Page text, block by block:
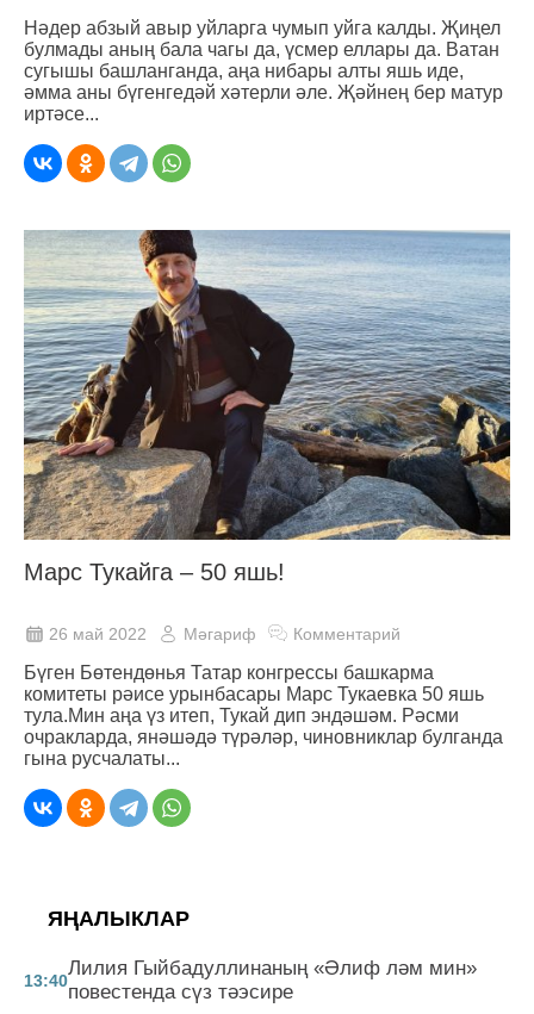
Нәдер абзый авыр уйларга чумып уйга калды. Җиңел
булмады аның бала чагы да, үсмер еллары да. Ватан
сугышы башланганда, аңа нибары алты яшь иде,
әмма аны бүгенгедәй хәтерли әле. Җәйнең бер матур
иртәсе...
Марс Тукайга – 50 яшь!
26 май 2022 Мәгариф Комментарий
Бүген Бөтендөнья Татар конгрессы башкарма
комитеты рәисе урынбасары Марс Тукаевка 50 яшь
тула.Мин аңа үз итеп, Тукай дип эндәшәм. Рәсми
очракларда, янәшәдә түрәләр, чиновниклар булганда
гына русчалаты...
ЯҢАЛЫКЛАР
13:40
Лилия Гыйбадуллинаның «Әлиф ләм мин»
повестенда сүз тәэсире